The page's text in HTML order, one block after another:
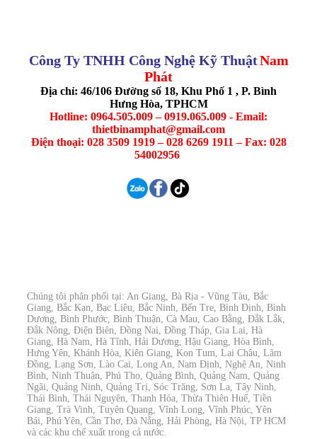
Công Ty TNHH Công Nghệ Kỹ ThuậtNam
Phát
Địa chỉ: 46/106 Đường số 18, Khu Phố 1 , P. Bình
Hưng Hòa, TPHCM
Hotline: 0964.505.009 – 0919.065.009 - Email:
thietbinamphat@gmail.com
Điện thoại: 028 3509 1919 – 028 6269 1911 – Fax: 028
54002956
Chúng tôi phân phối tại: An Giang, Bà Rịa - Vũng Tàu, Bắc
Giang, Bắc Kạn, Bạc Liêu, Bắc Ninh, Bến Tre, Bình Định, Bình
Dương, Bình Phước, Bình Thuận, Cà Mau, Cao Bằng, Đắk Lắk,
Đắk Nông, Điện Biên, Đồng Nai, Đồng Tháp, Gia Lai, Hà
Giang, Hà Nam, Hà Tĩnh, Hải Dương, Hậu Giang, Hòa Bình,
Hưng Yên, Khánh Hòa, Kiên Giang, Kon Tum, Lai Châu, Lâm
Đồng, Lạng Sơn, Lào Cai, Long An, Nam Định, Nghệ An, Ninh
Bình, Ninh Thuận, Phú Thọ, Quảng Bình, Quảng Nam, Quảng
Ngãi, Quảng Ninh, Quảng Trị, Sóc Trăng, Sơn La, Tây Ninh,
Thái Bình, Thái Nguyên, Thanh Hóa, Thừa Thiên Huế, Tiền
Giang, Trà Vinh, Tuyên Quang, Vĩnh Long, Vĩnh Phúc, Yên
Bái, Phú Yên, Cần Thơ, Đà Nẵng, Hải Phòng, Hà Nội, TP HCM
và các khu chế xuất trong cả nước.